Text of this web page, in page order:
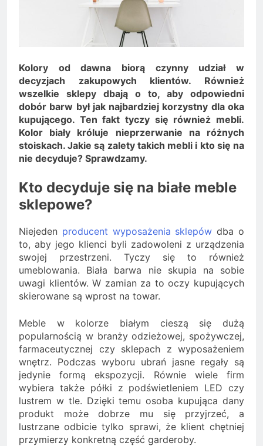
Minolta – kiedy wybrać
kolorowe, a kiedy czarno-
białe?
2 Lata Ago
Na czym polega
rozliczanie podatku?
Kolory od dawna biorą czynny udział w
decyzjach zakupowych klientów. Również
wszelkie sklepy dbają o to, aby odpowiedni
dobór barw był jak najbardziej korzystny dla oka
kupującego. Ten fakt tyczy się również mebli.
Kolor biały króluje nieprzerwanie na różnych
stoiskach. Jakie są zalety takich mebli i kto się na
nie decyduje? Sprawdzamy.
Kto decyduje się na białe meble
sklepowe?
Niejeden producent wyposażenia sklepów dba o
to, aby jego klienci byli zadowoleni z urządzenia
swojej przestrzeni. Tyczy się to również
umeblowania. Biała barwa nie skupia na sobie
uwagi klientów. W zamian za to oczy kupujących
skierowane są wprost na towar.
Meble w kolorze białym cieszą się dużą
popularnością w branży odzieżowej, spożywczej,
farmaceutycznej czy sklepach z wyposażeniem
wnętrz. Podczas wyboru ubrań jasne regały są
jedynie formą ekspozycji. Równie wiele firm
wybiera także półki z podświetleniem LED czy
lustrem w tle. Dzięki temu osoba kupująca dany
produkt może dobrze mu się przyjrzeć, a
lustrzane odbicie tylko sprawi, że klient chętniej
przymierzy konkretną część garderoby.